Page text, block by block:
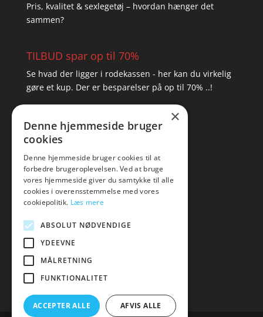
Pris, kvalitet & sexlegetøj – hvordan hænger det
sammen?
TILBUD spar op til 70%
Se hvad der ligger i rodekassen - her kan du virkelig
gøre et kup. Der er besparelser på op til 70% ..!
Tlf: 7876 8672
Mail: hej@amare.dk
×
Denne hjemmeside bruger
cookies
Denne hjemmeside bruger cookies til at
forbedre brugeroplevelsen. Ved at bruge
vores hjemmeside giver du samtykke til alle
cookies i overensstemmelse med vores
cookiepolitik. Læs mere
ABSOLUT NØDVENDIGE
YDEEVNE
MÅLRETNING
FUNKTIONALITET
ACCEPTER ALLE AFVIS ALLE